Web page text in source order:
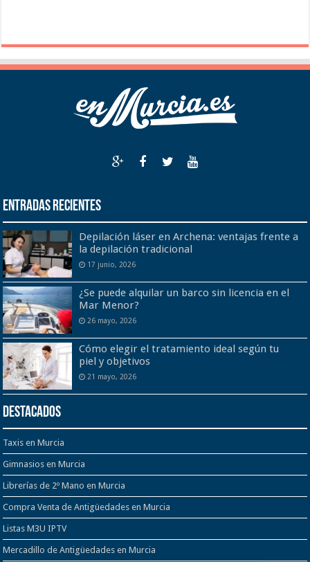
Entradas recientes
Depilación láser en Archena: ventajas frente a
la depilación tradicional
17 junio, 2026
¿Se puede alquilar un barco sin licencia en el
Mar Menor?
26 mayo, 2026
Cómo elegir el tratamiento ideal según tu
piel y objetivos
21 mayo, 2026
Destacados
Taxis en Murcia
Gimnasios en Murcia
Librerías de 2º Mano en Murcia
Compra Venta de Antigüedades en Murcia
Listas M3U IPTV
Mercadillo de Antigüedades en Murcia